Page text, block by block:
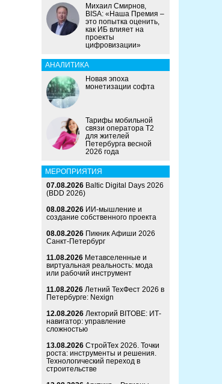
Михаил Смирнов,
BISA: «Наша Премия –
это попытка оценить,
как ИБ влияет на
проекты
цифровизации»
АНАЛИТИКА
Новая эпоха
монетизации софта
Тарифы мобильной
связи оператора Т2
для жителей
Петербурга весной
2026 года
МЕРОПРИЯТИЯ
07.08.2026 Baltic Digital Days 2026
(BDD 2026)
08.08.2026 ИИ-мышление и
создание собственного проекта
08.08.2026 Пикник Афиши 2026
Санкт-Петербург
11.08.2026 Метавселенные и
виртуальная реальность: мода
или рабочий инструмент
11.08.2026 Летний ТехФест 2026 в
Петербурге: Nexign
12.08.2026 Лекторий BITOBE: ИТ-
навигатор: управление
сложностью
13.08.2026 СтройТех 2026. Точки
роста: инструменты и решения.
Технологический переход в
строительстве